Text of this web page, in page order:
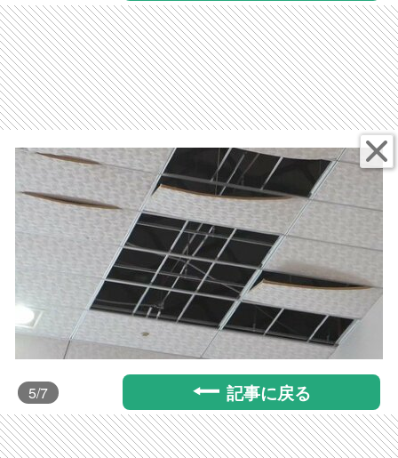
5/7 記事に戻る